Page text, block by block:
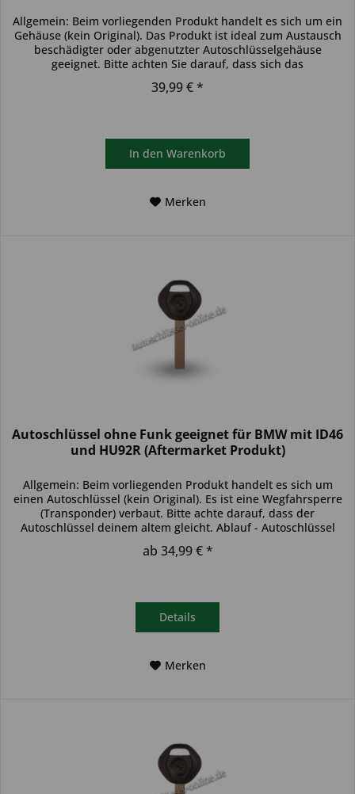
Allgemein: Beim vorliegenden Produkt handelt es sich um ein
Gehäuse (kein Original). Das Produkt ist ideal zum Austausch
beschädigter oder abgenutzter Autoschlüsselgehäuse
geeignet. Bitte achten Sie darauf, dass sich das
39,99 € *
In den Warenkorb
Merken
Autoschlüssel ohne Funk geeignet für BMW mit ID46
und HU92R (Aftermarket Produkt)
Allgemein: Beim vorliegenden Produkt handelt es sich um
einen Autoschlüssel (kein Original). Es ist eine Wegfahrsperre
(Transponder) verbaut. Bitte achte darauf, dass der
Autoschlüssel deinem altem gleicht. Ablauf - Autoschlüssel
ab 34,99 € *
Details
Merken